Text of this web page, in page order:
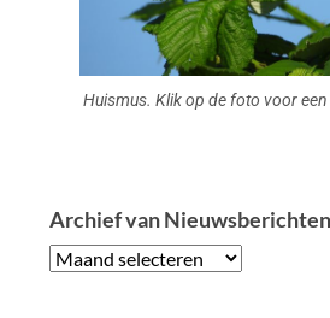
Huismus. Klik op de foto voor
Archief van Nieuwsberichten